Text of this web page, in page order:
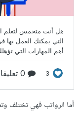
أما الرواتب فهي تختلف